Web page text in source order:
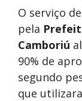
O serviço de
pela
Camboriú
90% de
segundo
que